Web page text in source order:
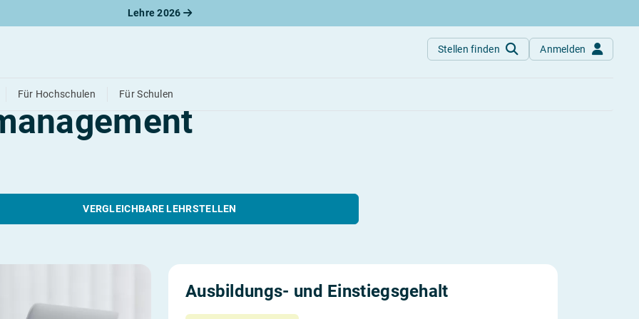
Lehre 2026
Stellen finden Anmelden
Für Hochschulen Für Schulen
für Groß- und
VERGLEICHBARE LEHRSTELLEN
Ausbildungs- und Einstiegs­gehalt